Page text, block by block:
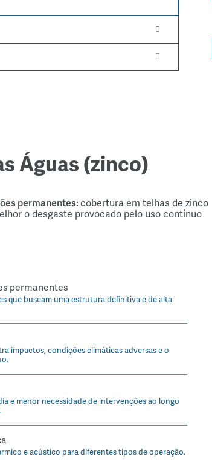
Águas (zinco)
permanentes: cobertura em telhas de zinco
o desgaste provocado pelo uso contínuo
permanentes
que buscam uma estrutura definitiva e de alta
impactos, condições climáticas adversas e o
e menor necessidade de intervenções ao longo
e acústico para diferentes tipos de operação.